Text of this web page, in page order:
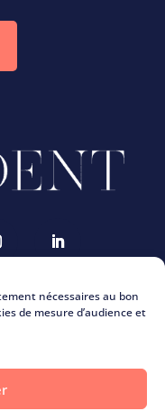
nécessaires au bon
de mesure d’audience et